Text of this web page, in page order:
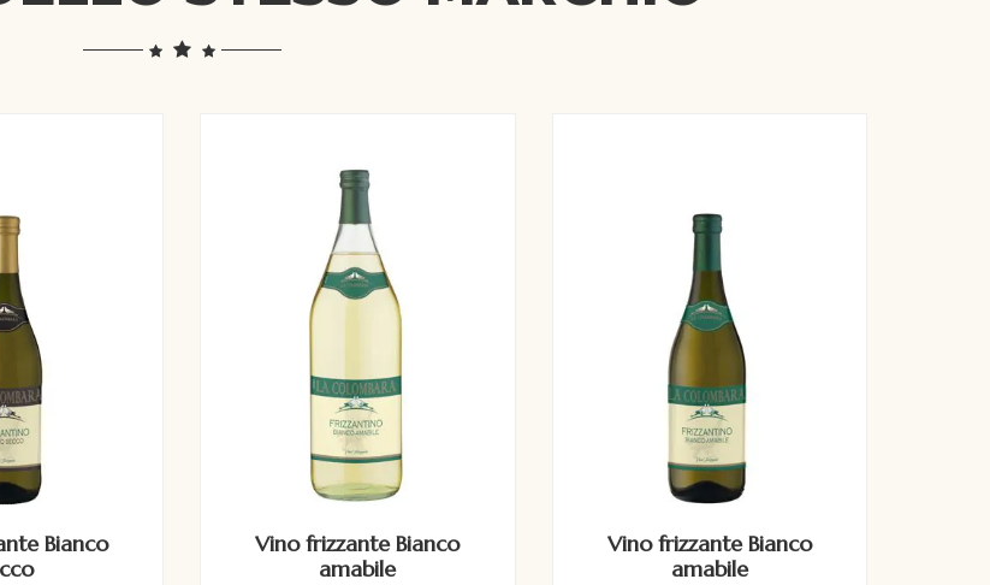
Bianco
Vino frizzante Bianco
amabile
Vino frizzante Bianco
amabile